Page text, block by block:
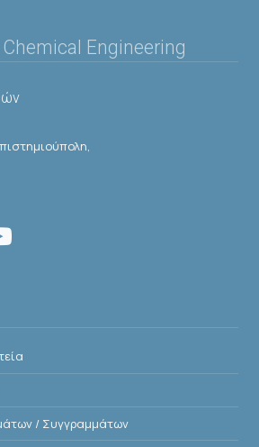
Engineering
/ Συγγραμμάτων